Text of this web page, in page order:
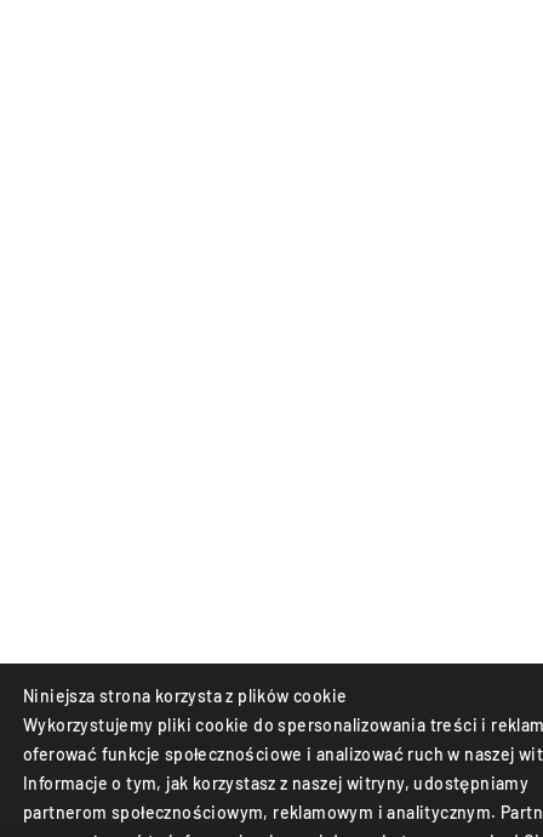
Niniejsza strona korzysta z plików cookie
Wykorzystujemy pliki cookie do spersonalizowania treści i
oferować funkcje społecznościowe i analizować ruch w naszej
Informacje o tym, jak korzystasz z naszej witryny, udostępniamy
partnerom społecznościowym, reklamowym i analitycznym.